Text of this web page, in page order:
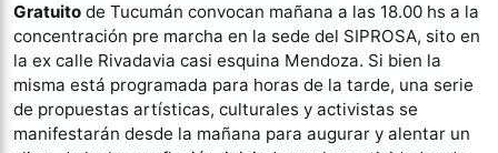
Gratuito de Tucumán convocan mañana a las 18.00 hs a la
concentración pre marcha en la sede del SIPROSA, sito en
la ex calle Rivadavia casi esquina Mendoza. Si bien la
misma está programada para horas de la tarde, una serie
de propuestas artísticas, culturales y activistas se
manifestarán desde la mañana para augurar y alentar un